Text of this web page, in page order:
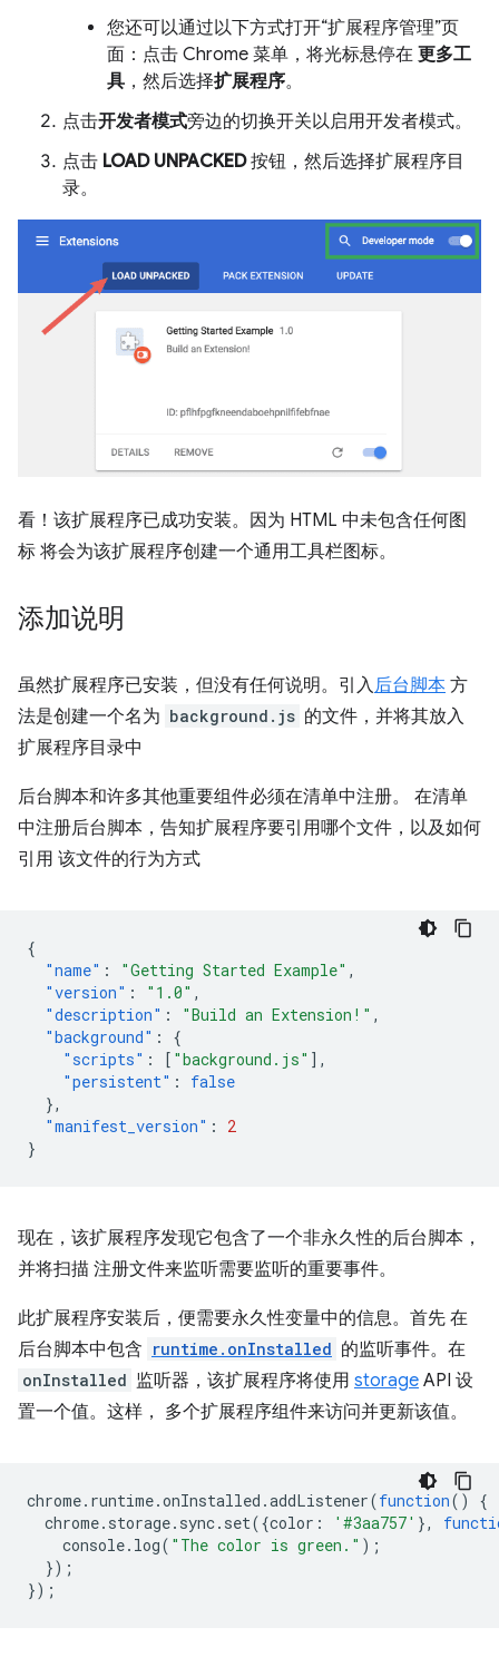
您还可以通过以下方式打开“扩展程序管理”页
面：点击 Chrome 菜单，将光标悬停在 更多工
具 ，然后选择扩展程序。
点击开发者模式旁边的切换开关以启用开发者模式。
点击 LOAD UNPACKED按钮，然后选择扩展程序目
录。
看！该扩展程序已成功安装。因为 HTML 中未包含任何图
标 将会为该扩展程序创建一个通用工具栏图标。
添加说明
虽然扩展程序已安装，但没有任何说明。引入后台脚本 方
法是创建一个名为 background.js 的文件，并将其放入
扩展程序目录中
后台脚本和许多其他重要组件必须在清单中注册。 在清单
中注册后台脚本，告知扩展程序要引用哪个文件，以及如何
引用 该文件的行为方式
{
"name" : "Getting Started Example" ,
"version" : "1.0" ,
"description" : "Build an Extension!" ,
"background" :
{
"scripts" : [ "background.js" ],
"persistent" :
false
},
"manifest_version" :
2
}
现在，该扩展程序发现它包含了一个非永久性的后台脚本，
并将扫描 注册文件来监听需要监听的重要事件。
此扩展程序安装后，便需要永久性变量中的信息。首先 在
后台脚本中包含 runtime.onInstalled 的监听事件。在
onInstalled 监听器，该扩展程序将使用 storage API 设
置一个值。这样， 多个扩展程序组件来访问并更新该值。
chrome. runtime.onInstalled .addListener(function()
{
chrome. storage. sync. set({color : '#3aa757' },
console. log( "The color is green." );
});
});